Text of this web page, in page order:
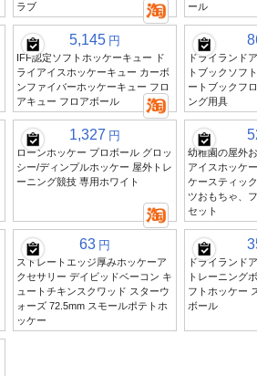
ラブ
ール
5,145 円
IFF認定ソフトホッケーキュー ド
ライアイスホッケーキュー カーボ
ンファイバーホッケーキュー フロ
アキュー フロアボール
ドライランド
トブックソフ
ートブックフ
ング用具
1,327 円
ローンホッケー プロボール グロッ
シー/ディンプルホッケー 屋外トレ
ーニング競技 専用ホワイト
幼稚園の屋外
アイスホッケ
ケースティッ
ツおもちゃ、
セット
63 円
ストレートエッジ厚みホッケーア
クセサリー デイビッドベーコン キ
ュートチキンスクワッド スターウ
ォーズ 72.5mm スモールポテトホ
ッケー
ドライランド
トレーニング
フトホッケー
ボール